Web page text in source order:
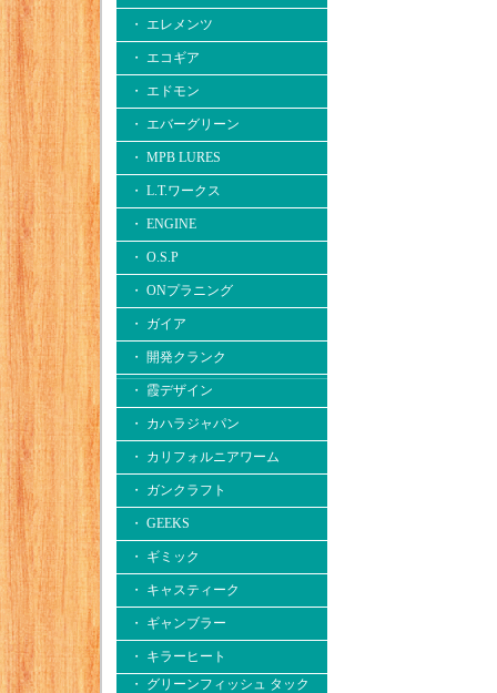
・ エレメンツ
・ エコギア
・ エドモン
・ エバーグリーン
・ MPB LURES
・ L.T.ワークス
・ ENGINE
・ O.S.P
・ ONプラニング
・ ガイア
・ 開発クランク
・ 霞デザイン
・ カハラジャパン
・ カリフォルニアワーム
・ ガンクラフト
・ GEEKS
・ ギミック
・ キャスティーク
・ ギャンブラー
・ キラーヒート
・ グリーンフィッシュ タック